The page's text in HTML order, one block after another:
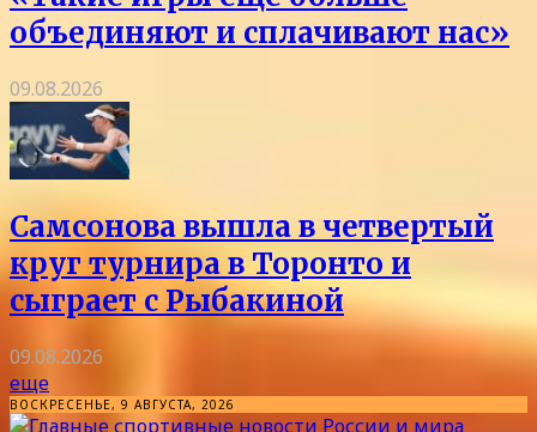
объединяют и сплачивают нас»
09.08.2026
Самсонова вышла в четвертый
круг турнира в Торонто и
сыграет с Рыбакиной
09.08.2026
еще
ВОСКРЕСЕНЬЕ, 9 АВГУСТА, 2026